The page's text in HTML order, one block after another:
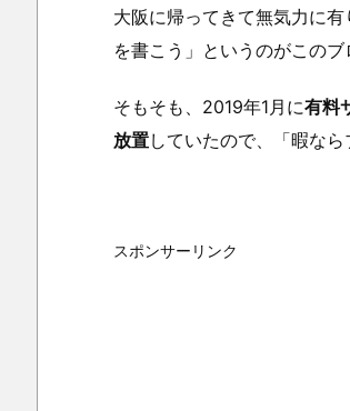
大阪に帰ってきて無気力に
を書こう」というのがこのブ
そもそも、2019年1月に有料
放置していたので、「暇な
スポンサーリンク